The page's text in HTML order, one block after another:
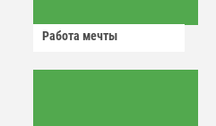
Работа мечты